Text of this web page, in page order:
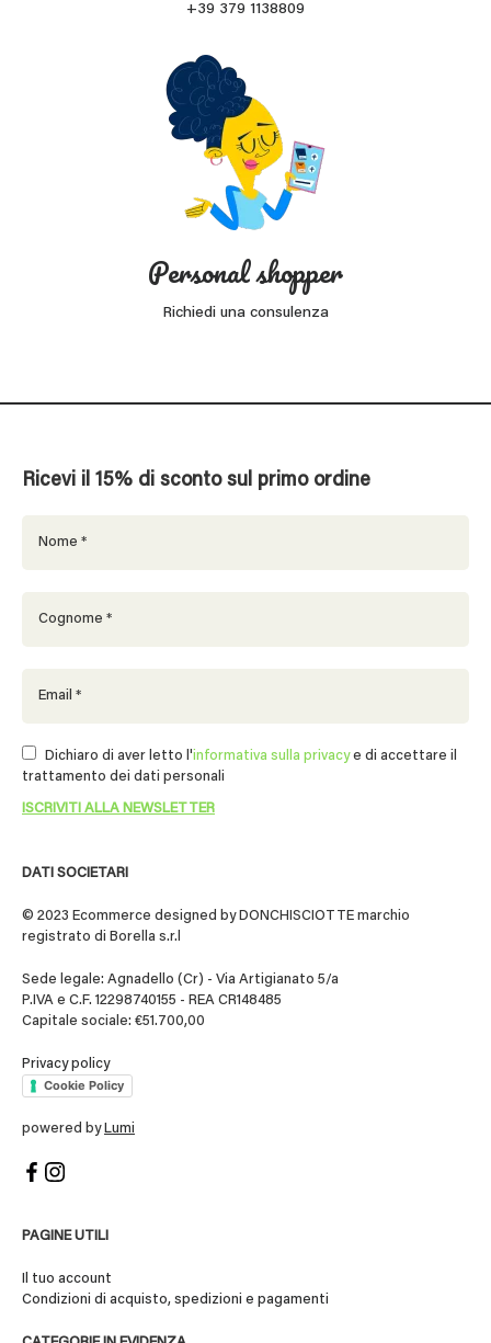
+39 379 1138809
Personal shopper
Richiedi una consulenza
DATI SOCIETARI
© 2023 Ecommerce designed by DONCHISCIOTTE marchio
registrato di Borella s.r.l
Sede legale: Agnadello (Cr) - Via Artigianato 5/a
P.IVA e C.F. 12298740155 - REA CR148485
Capitale sociale: €51.700,00
Privacy policy
Cookie Policy
powered by Lumi
PAGINE UTILI
Il tuo account
Condizioni di acquisto, spedizioni e pagamenti
Ricevi il 15% di sconto sul primo ordine
Dichiaro di aver letto l'informativa sulla privacye di accettare il
trattamento dei dati personali